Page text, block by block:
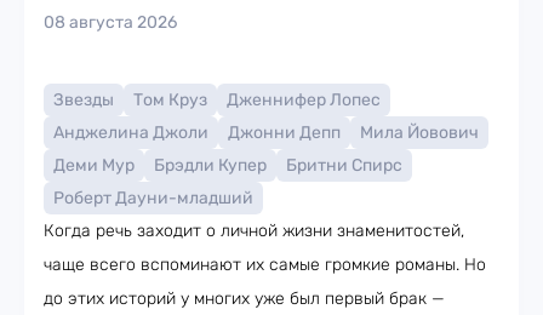
08 августа 2026
Звезды Том Круз
Дженнифер Лопес
Анджелина Джоли
Джонни Депп
Мила Йовович
Деми Мур
Брэдли Купер
Бритни Спирс
Роберт Дауни-младший
Когда речь заходит о личной жизни знаменитостей,
чаще всего вспоминают их самые громкие романы. Но
до этих историй у многих уже был первый брак —